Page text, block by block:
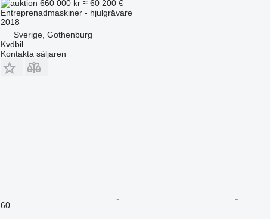
660 000 kr ≈ 60 200 €
Entreprenadmaskiner - hjulgrävare
2018
Sverige, Gothenburg
Kvdbil
Kontakta säljaren
60